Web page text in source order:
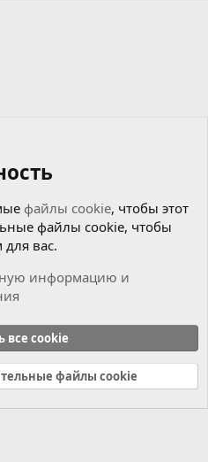
Справка Главная
R
файлы cookie, чтобы этот
файлы cookie, чтобы
вас.
информацию и
все cookie
файлы cookie